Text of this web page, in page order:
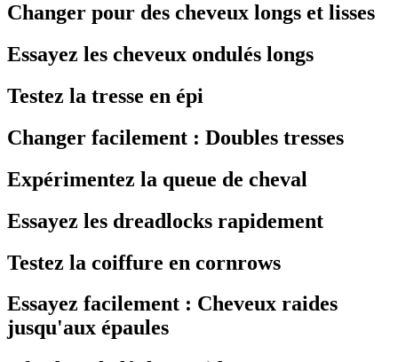
Changer pour des cheveux longs et lisses
Essayez les cheveux ondulés longs
Testez la tresse en épi
Changer facilement : Doubles tresses
Expérimentez la queue de cheval
Essayez les dreadlocks rapidement
Testez la coiffure en cornrows
Essayez facilement : Cheveux raides
jusqu'aux épaules